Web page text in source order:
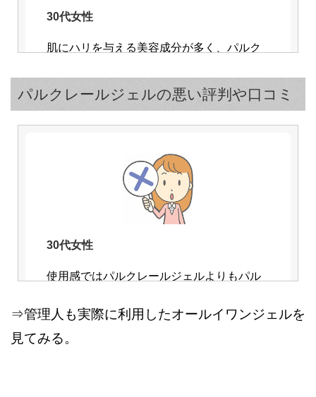
30代女性
肌にハリを与える美容成分が多く、パルク
るみを改善できました
20代女性
独自のバランスで保湿成分が入っているの
ススメです
パルクレールジェルの悪い評判や口コミ
30代女性
使用感ではパルクレールジェルよりもパル
います
⇒管理人も実際に利用したオールイワンジェルを
見てみる。